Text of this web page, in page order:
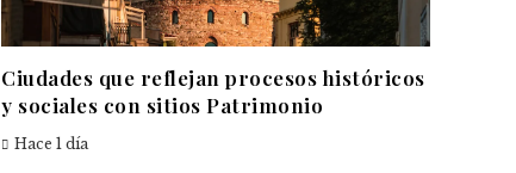
Ciudades que reflejan procesos históricos
y sociales con sitios Patrimonio
Hace 1 día